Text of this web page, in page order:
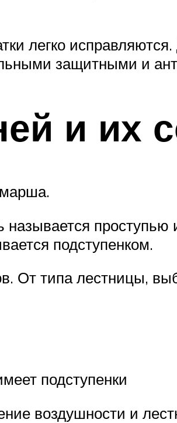
легко
защитными и
и их
марша.
называется
подступенком.
От типа лестницы,
подступенки
воздушности и